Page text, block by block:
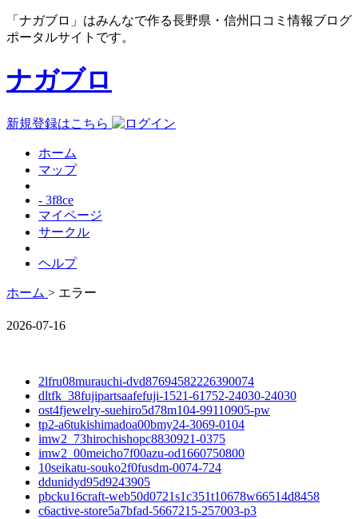
「ナガブロ」はみんなで作る長野県・信州口コミ情報ブログ
ポータルサイトです。
ナガブロ
新規登録はこちら
ホーム
マップ
- 3f8ce
マイページ
サークル
ヘルプ
ホーム > エラー
2026-07-16
2lfru08murauchi-dvd87694582226390074
dltfk_38fujipartsaafefuji-1521-61752-24030-24030
ost4fjewelry-suehiro5d78m104-99110905-pw
tp2-a6tukishimadoa00bmy24-3069-0104
imw2_73hirochishopc8830921-0375
imw2_00meicho7f00azu-od1660750800
10seikatu-souko2f0fusdm-0074-724
ddunidyd95d9243905
pbcku16craft-web50d0721s1c351t10678w66514d8458
c6active-store5a7bfad-5667215-257003-p3